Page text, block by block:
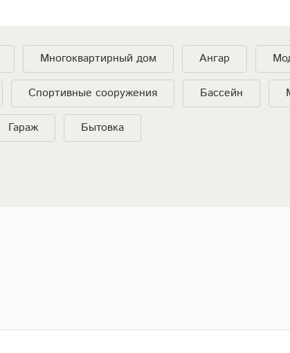
Многоквартирный дом Ангар
Спортивные сооружения Бассейн
Гараж Бытовка